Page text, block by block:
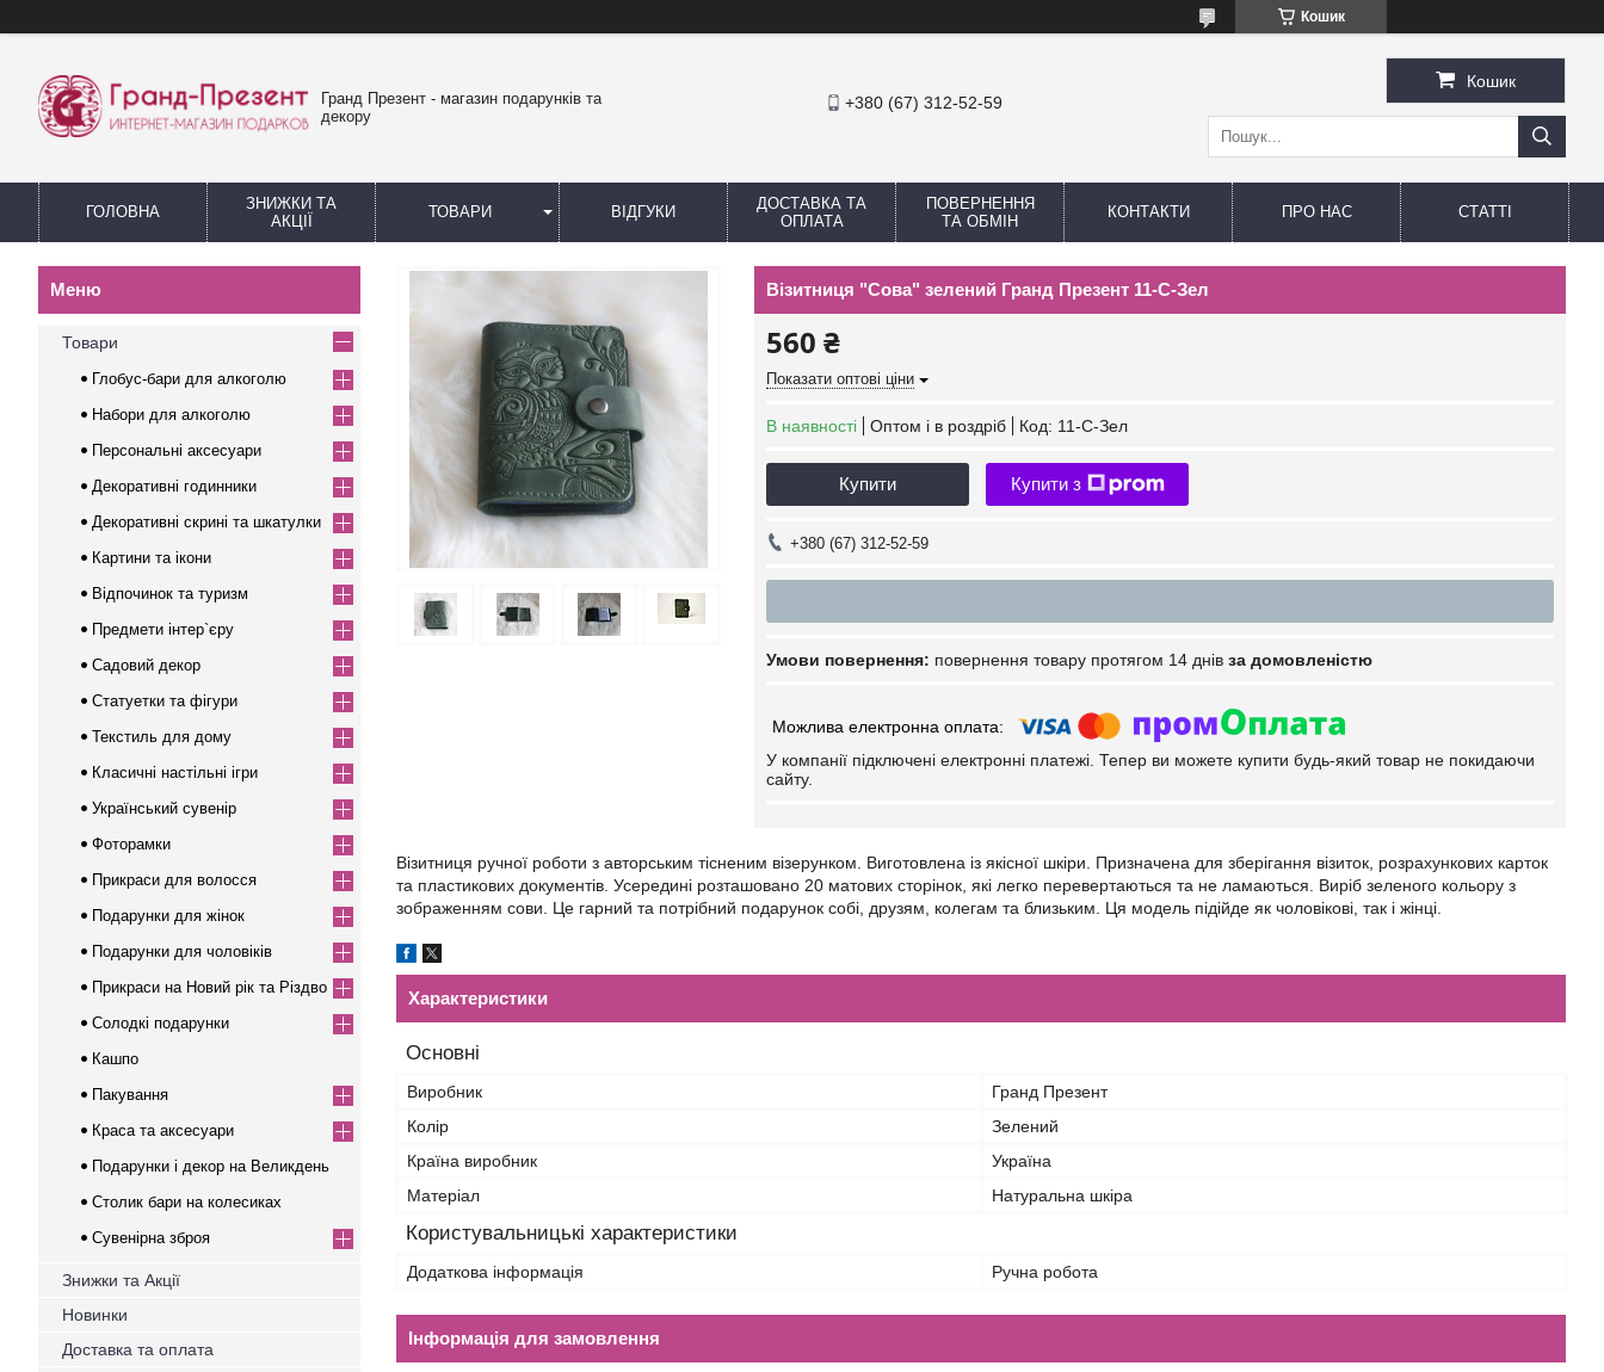
Кошик
Гранд Презент - магазин подарунків та
декору
+380 (67) 312-52-59
Кошик
ГОЛОВНА
ЗНИЖКИ ТА
АКЦІЇ
ТОВАРИ ВІДГУКИ
ДОСТАВКА ТА
ОПЛАТА
ПОВЕРНЕННЯ
ТА ОБМІН
КОНТАКТИ ПРО НАС СТАТТІ
Візитниця "Сова" зелений Гранд Презент 11-С-Зел
560 ₴
Показати оптові ціни
В наявності Оптом і в роздріб Код: 11-С-Зел
Купити Купити з
+380 (67) 312-52-59
повернення товару протягом 14 днів за домовленістю
У компанії підключені електронні платежі. Тепер ви можете купити будь-який товар не покидаючи
сайту.
Візитниця ручної роботи з авторським тісненим візерунком. Виготовлена із якісної шкіри. Призначена для зберігання візиток, розрахункових карток
та пластикових документів. Усередині розташовано 20 матових сторінок, які легко перевертаються та не ламаються. Виріб зеленого кольору з
зображенням сови. Це гарний та потрібний подарунок собі, друзям, колегам та близьким. Ця модель підійде як чоловікові, так і жінці.
Характеристики
Основні
Виробник
Гранд Презент
Колір
Зелений
Країна виробник
Україна
Матеріал
Натуральна шкіра
Користувальницькі характеристики
Додаткова інформація Ручна робота
Інформація для замовлення
Товари
Глобус-бари для алкоголю
Набори для алкоголю
Персональні аксесуари
Декоративні годинники
Декоративні скрині та шкатулки
Картини та ікони
Відпочинок та туризм
Предмети інтер`єру
Садовий декор
Статуетки та фігури
Текстиль для дому
Класичні настільні ігри
Український сувенір
Фоторамки
Прикраси для волосся
Подарунки для жінок
Подарунки для чоловіків
Прикраси на Новий рік та Різдво
Солодкі подарунки
Кашпо
Пакування
Краса та аксесуари
Подарунки і декор на Великдень
Столик бари на колесиках
Сувенірна зброя
Знижки та Акції
Новинки
Доставка та оплата